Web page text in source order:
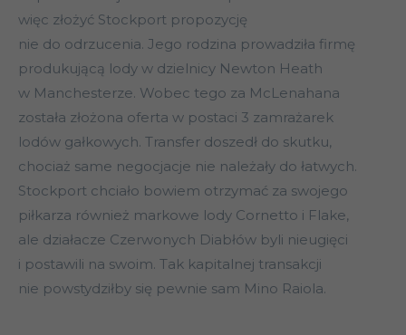
więc złożyć Stockport propozycję
nie do odrzucenia. Jego rodzina prowadziła firmę
produkującą lody w dzielnicy Newton Heath
w Manchesterze. Wobec tego za McLenahana
została złożona oferta w postaci 3 zamrażarek
lodów gałkowych. Transfer doszedł do skutku,
chociaż same negocjacje nie należały do łatwych.
Stockport chciało bowiem otrzymać za swojego
piłkarza również markowe lody Cornetto i Flake,
ale działacze Czerwonych Diabłów byli nieugięci
i postawili na swoim. Tak kapitalnej transakcji
nie powstydziłby się pewnie sam Mino Raiola.